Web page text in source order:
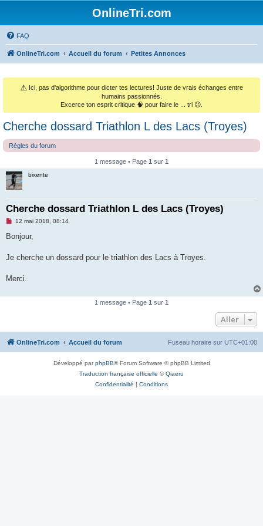
OnlineTri.com
FAQ
OnlineTri.com Accueil du forum Petites Annonces
⚠️ Ici, pas d'algorithme pour dicter tes lectures! Juste de vrais échanges entre
humains passionnés.
Excerce ton esprit critique 🧠 pour faire le ... tri 😉.
Cherche dossard Triathlon L des Lacs (Troyes)
Règles du forum
1 message • Page 1 sur 1
bixente
Cherche dossard Triathlon L des Lacs (Troyes)
M
s
g
o
u
12 mai 2018, 08:14
Bonjour,
Je cherche un dossard pour le triathlon des Lacs à Troyes.
Merci.
1 message • Page 1 sur 1
Aller
OnlineTri.com Accueil du forum Fuseau horaire sur UTC+01:00
Développé parphpBB® Forum Software © phpBB Limited
Traduction française officielle ©Qiaeru
Confidentialité | Conditions